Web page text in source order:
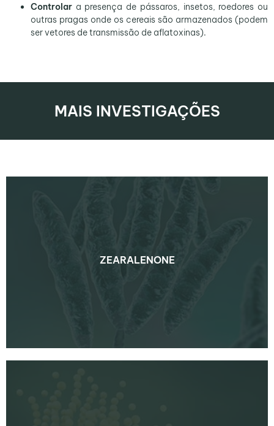
Controlar a presença de pássaros, insetos, roedores ou
outras pragas onde os cereais são armazenados (podem
ser vetores de transmissão de aflatoxinas).
MAIS INVESTIGAÇÕES
ZEARALENONE